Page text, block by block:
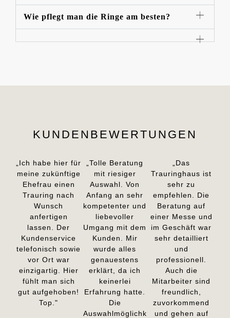
Wie pflegt man die Ringe am besten?
KUNDENBEWERTUNGEN
„Ich habe hier für
meine zukünftige
Ehefrau einen
Trauring nach
Wunsch
anfertigen
lassen. Der
Kundenservice
telefonisch sowie
vor Ort war
einzigartig. Hier
fühlt man sich
gut aufgehoben!
Top."
„Tolle Beratung
mit riesiger
Auswahl. Von
Anfang an sehr
kompetenter und
liebevoller
Umgang mit dem
Kunden. Mir
wurde alles
genauestens
erklärt, da ich
keinerlei
Erfahrung hatte.
Die
Auswahlmöglichk
„Das
Trauringhaus ist
sehr zu
empfehlen. Die
Beratung auf
einer Messe und
im Geschäft war
sehr detailliert
und
professionell.
Auch die
Mitarbeiter sind
freundlich,
zuvorkommend
und gehen auf